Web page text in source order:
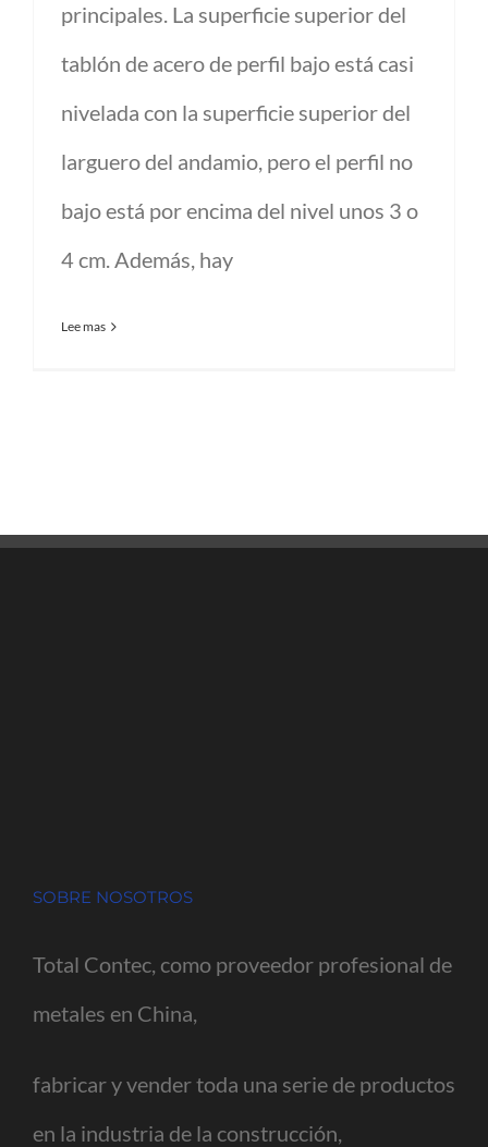
principales. La superficie superior del
tablón de acero de perfil bajo está casi
nivelada con la superficie superior del
larguero del andamio, pero el perfil no
bajo está por encima del nivel unos 3 o
4 cm. Además, hay
Lee mas
SOBRE NOSOTROS
Total Contec, como proveedor profesional de
metales en China,
fabricar y vender toda una serie de productos
en la industria de la construcción,